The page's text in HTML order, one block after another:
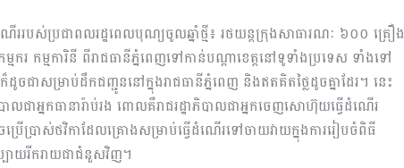
របស់ប្រជាពលរដ្ឋពេលបុណ្យចូលឆ្នាំថ្មី៖ រថយន្តក្រុងសាធារណៈ ៦០០ គ្រឿង
មករ កម្មការិនី ពីរាជធានីភ្នំពេញទៅកាន់បណ្តាខេត្តនៅទូទាំងប្រទេស ទាំងទៅ
ជាសម្រាប់ដឹកជញ្ជូននៅក្នុងរាជធានីភ្នំពេញ និងឥតគិតថ្លៃដូចគ្នាដែរ។ នេះ
ជាអ្នកធានារ៉ាប់រង ពោលគឺរាជរដ្ឋាភិបាលជាអ្នកចេញសោហ៊ុយធ្វើដំណើរ
ើប្រាស់ថវិកាដែលគ្រោងសម្រាប់ធ្វើដំណើរទៅចាយវាយក្នុងការរៀបចំពិធី
ាយរីករាយជាជំនួសវិញ។